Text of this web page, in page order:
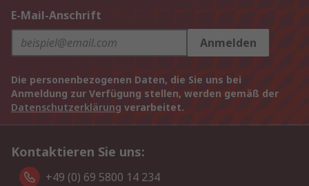
E-Mail-Anschrift
Anmelden
Die personenbezogenen Daten, die Sie uns bei
Anmeldung zur Verfügung stellen, werden gemäß der
Datenschutzerklärung verarbeitet.
Kontaktieren Sie uns:
+49 (0) 69 5800 14 234